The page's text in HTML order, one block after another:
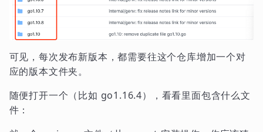
可见，每次发布新版本，都需要往这个仓库增加一个对
应的版本文件夹。
随便打开一个（比如 go1.16.4），看看里面包含什么文
件：